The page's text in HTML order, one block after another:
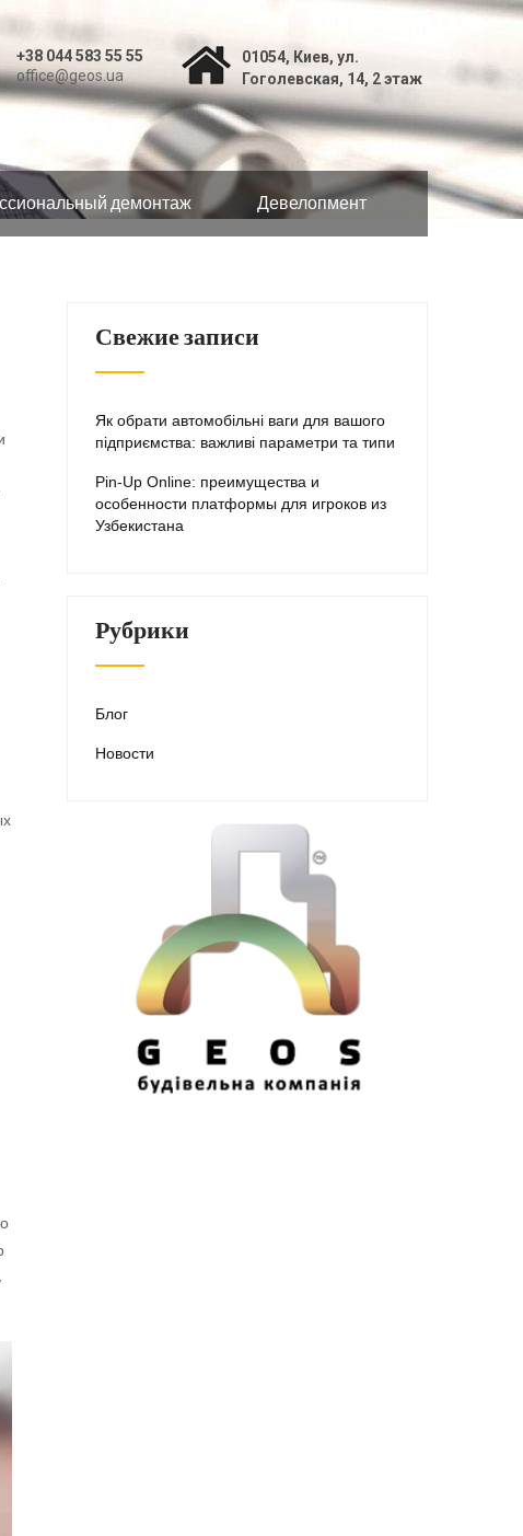
+38 044 583 55 55
office@geos.ua
01054, Киев, ул.
Гоголевская, 14, 2 этаж
демонтаж Девелопмент
Свежие записи
Як обрати автомобільні ваги для вашого
підприємства: важливі параметри та типи
Pin-Up Online: преимущества и
особенности платформы для игроков из
Узбекистана
Рубрики
Блог
Новости